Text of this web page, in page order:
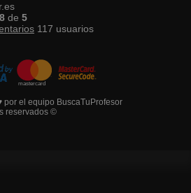
de 5
117 usuarios
por el equipo BuscaTuProfesor
reservados ©